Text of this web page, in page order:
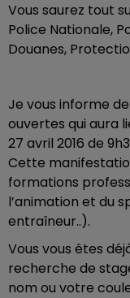
Vous saurez tout
Police Nationale,
Douanes,
Je vous informe
ouvertes qui aura
27 avril 2016 de
Cette
formations
l’animation et du
entraîneur..).
Vous vous êtes
recherche de
nom ou votre